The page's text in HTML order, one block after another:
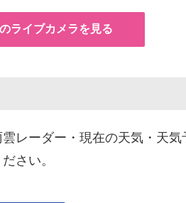
ライブカメラを見る
レーダー・現在の天気・天
さい。